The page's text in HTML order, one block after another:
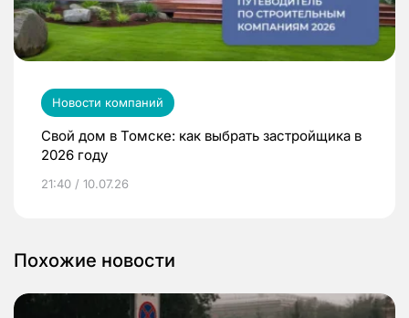
Новости компаний
Свой дом в Томске: как выбрать застройщика в
2026 году
21:40 / 10.07.26
Похожие новости